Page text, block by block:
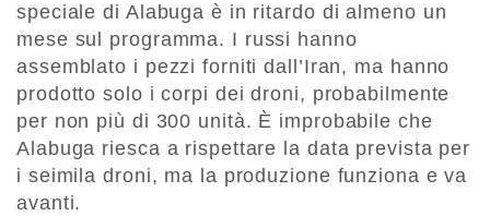
speciale di Alabuga è in ritardo di almeno un
mese sul programma. I russi hanno
assemblato i pezzi forniti dall’Iran, ma hanno
prodotto solo i corpi dei droni, probabilmente
per non più di 300 unità. È improbabile che
Alabuga riesca a rispettare la data prevista per
i seimila droni, ma la produzione funziona e va
avanti.